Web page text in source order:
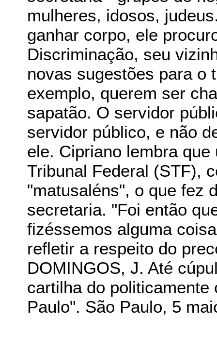
mulheres, idosos,
ganhar corpo, ele
Discriminação, seu
novas sugestões para o
exemplo, querem ser
sapatão. O servidor
servidor público, e não
ele. Cipriano lembra
Tribunal Federal (STF),
"matusaléns", o que fez
secretaria. "Foi então
fizéssemos alguma
refletir a respeito do
DOMINGOS, J. Até
cartilha do
Paulo". São Paulo, 5